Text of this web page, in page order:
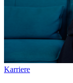
Karriere